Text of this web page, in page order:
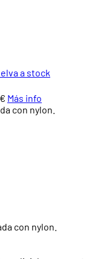
a stock
Más info
con nylon.
con nylon.